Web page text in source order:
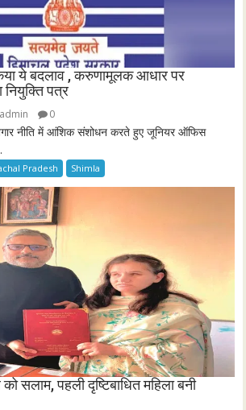
ये बदलाव , करुणामूलक आधार पर
नियुक्ति पत्र
admin 0
नीति में आंशिक संशोधन करते हुए जूनियर ऑफिस
Pradesh Shimla
सलाम, पहली दृष्टिबाधित महिला बनी